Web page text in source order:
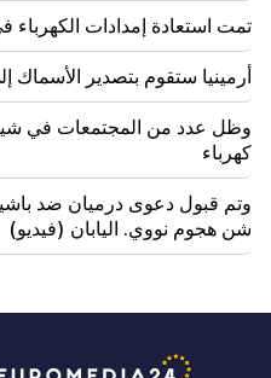
تمت استعادة إمدادات
أرمينيا ستقوم بتصدير الأسماك
وظل عدد من المجتمعات في
كهرباء
وتم قبول دعوى درميان ضد
شن هجوم نووي. اليابان (فيديو)